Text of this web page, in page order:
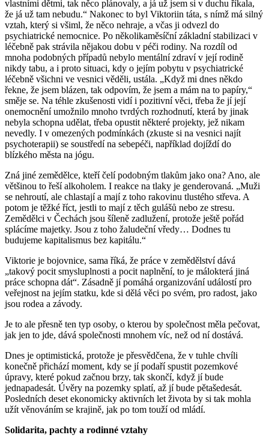
vlastními dětmi, tak něco plánovaly, a já už jsem si v duchu říkala,
že já už tam nebudu.“ Nakonec to byl Viktoriin táta, s nímž má silný
vztah, který si všiml, že něco nehraje, a včas ji odvezl do
psychiatrické nemocnice. Po několikaměsíční základní stabilizaci v
léčebně pak strávila nějakou dobu v péči rodiny. Na rozdíl od
mnoha podobných případů nebylo mentální zdraví v její rodině
nikdy tabu, a i proto situaci, kdy o jejím pobytu v psychiatrické
léčebně všichni ve vesnici věděli, ustála. „Když mi dnes někdo
řekne, že jsem blázen, tak odpovím, že jsem a mám na to papíry,“
směje se. Na téhle zkušenosti vidí i pozitivní věci, třeba že jí její
onemocnění umožnilo mnoho tvrdých rozhodnutí, která by jinak
nebyla schopna udělat, třeba opustit některé projekty, jež nikam
nevedly. I v omezených podmínkách (zkuste si na vesnici najít
psychoterapii) se soustředí na sebepéči, například dojíždí do
blízkého města na jógu.
Zná jiné zemědělce, kteří čelí podobným tlakům jako ona? Ano, ale
většinou to řeší alkoholem. I reakce na tlaky je genderovaná. „Muži
se nehroutí, ale chlastají a mají z toho rakovinu tlustého střeva. A
potom je těžké říct, jestli to mají z těch gulášů nebo ze stresu.
Zemědělci v Čechách jsou šíleně zadlužení, protože ještě pořád
splácíme majetky. Jsou z toho žaludeční vředy… Dodnes tu
budujeme kapitalismus bez kapitálu.“
Viktorie je bojovnice, sama říká, že práce v zemědělství dává
„takový pocit smysluplnosti a pocit naplnění, to je málokterá jiná
práce schopna dát“. Zásadně jí pomáhá organizování událostí pro
veřejnost na jejím statku, kde si dělá věci po svém, pro radost, jako
jsou rodea a závody.
Je to ale přesně ten typ osoby, o kterou by společnost měla pečovat,
jak jen to jde, dává společnosti mnohem víc, než od ní dostává.
Dnes je optimistická, protože je přesvědčena, že v tuhle chvíli
konečně přichází moment, kdy se jí podaří spustit pozemkové
úpravy, které pokud začnou brzy, tak skončí, když jí bude
jednapadesát. Úvěry na pozemky splatí, až jí bude pětašedesát.
Posledních deset ekonomicky aktivních let života by si tak mohla
užít věnováním se krajině, jak po tom touží od mládí.
Solidarita, pachty a rodinné vztahy